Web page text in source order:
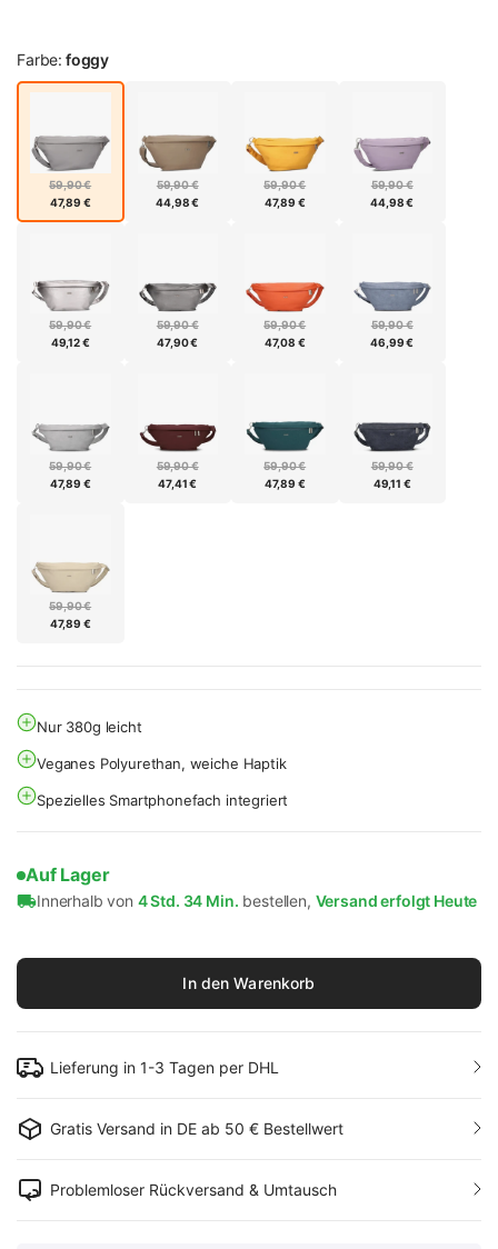
Farbe: foggy
59,90 €
47,89 €
59,90 €
44,98 €
59,90 €
47,89 €
59,90 €
44,98 €
59,90 €
49,12 €
59,90 €
47,90 €
59,90 €
47,08 €
59,90 €
46,99 €
59,90 €
47,89 €
59,90 €
47,41 €
59,90 €
47,89 €
59,90 €
49,11 €
59,90 €
47,89 €
Nur 380g leicht
Veganes Polyurethan, weiche Haptik
Spezielles Smartphonefach integriert
Auf Lager
Innerhalb von 4 Std. 34 Min. bestellen, Versand erfolgt Heute
In den Warenkorb
Lieferung in 1-3 Tagen per DHL
Gratis Versand in DE ab 50 € Bestellwert
Problemloser Rückversand & Umtausch